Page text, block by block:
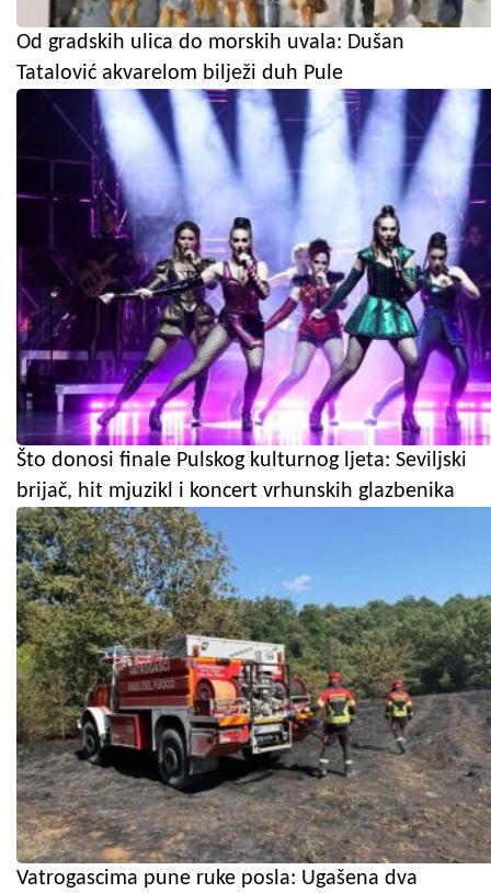
Od gradskih ulica do morskih uvala: Dušan
Tatalović akvarelom bilježi duh Pule
Što donosi finale Pulskog kulturnog ljeta: Seviljski
brijač, hit mjuzikl i koncert vrhunskih glazbenika
Vatrogascima pune ruke posla: Ugašena dva